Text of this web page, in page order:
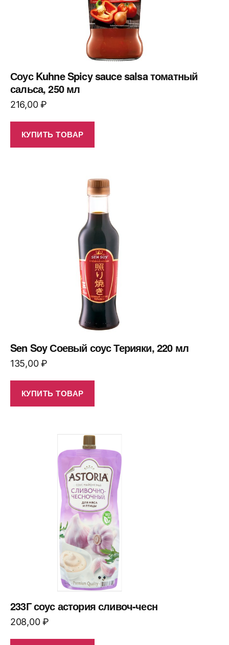
Соус Kuhne Spicy sauce salsa томатный
сальса, 250 мл
216,00₽
КУПИТЬ ТОВАР
Sen Soy Соевый соус Терияки, 220 мл
135,00₽
КУПИТЬ ТОВАР
233Г соус астория сливоч-чесн
208,00₽